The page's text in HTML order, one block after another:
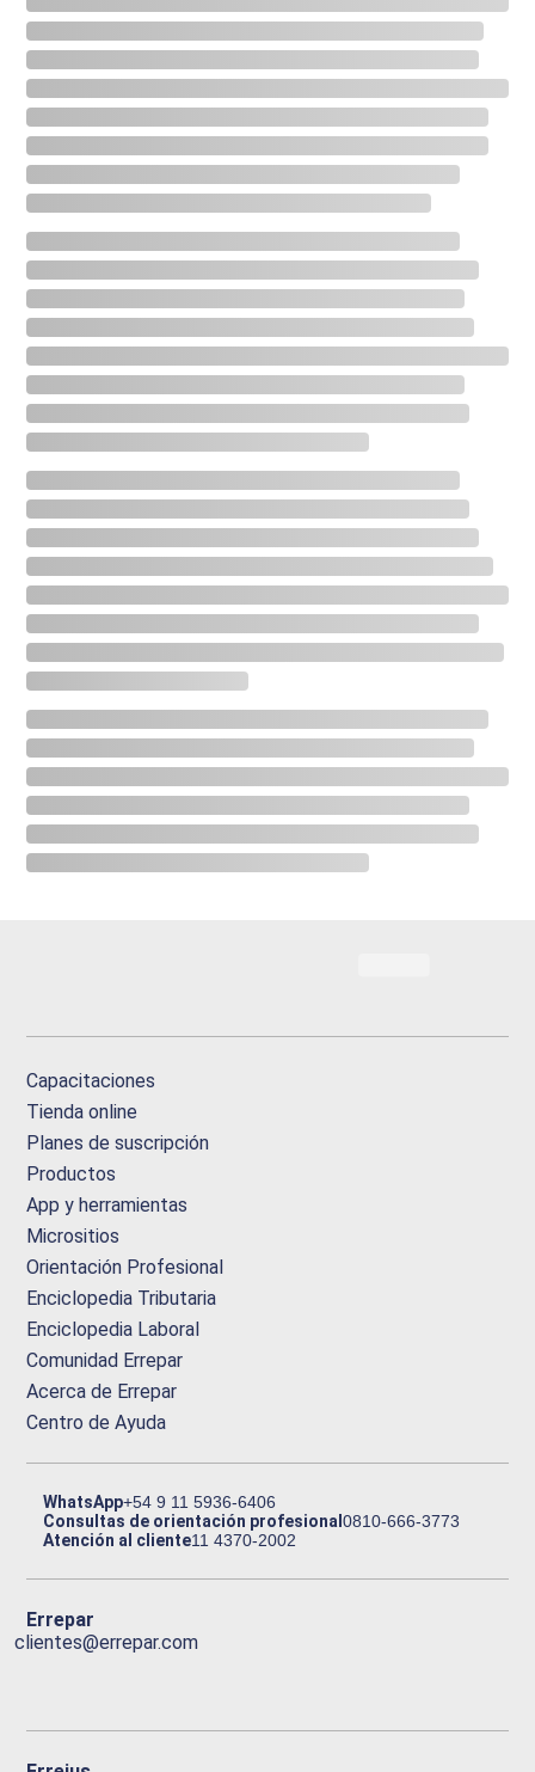
Capacitaciones
Tienda online
Planes de suscripción
Productos
App y herramientas
Micrositios
Orientación Profesional
Enciclopedia Tributaria
Enciclopedia Laboral
Comunidad Errepar
Acerca de Errepar
Centro de Ayuda
WhatsApp+54 9 11 5936-6406
Consultas de orientación profesional0810-666-3773
Atención al cliente11 4370-2002
Errepar
clientes@errepar.com